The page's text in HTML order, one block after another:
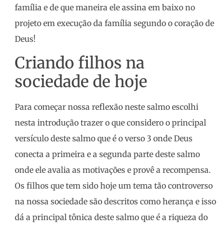
família e de que maneira ele assina em baixo no
projeto em execução da família segundo o coração de
Deus!
Criando filhos na
sociedade de hoje
Para começar nossa reflexão neste salmo escolhi
nesta introdução trazer o que considero o principal
versículo deste salmo que é o verso 3 onde Deus
conecta a primeira e a segunda parte deste salmo
onde ele avalia as motivações e provê a recompensa.
Os filhos que tem sido hoje um tema tão controverso
na nossa sociedade são descritos como herança e isso
dá a principal tônica deste salmo que é a riqueza do